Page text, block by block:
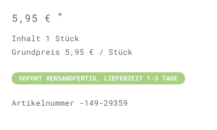
5,95 € *
Inhalt 1 Stück
Grundpreis 5,95 € / Stück
SOFORT VERSANDFERTIG, LIEFERZEIT 1-3 TAGE
Artikelnummer -149-29359